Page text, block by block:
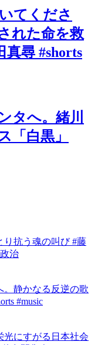
てくださ
れた命を救
真尋 #shorts
タへ。緒川
「白黒」
り抗う魂の叫び #藤
治
。静かなる反逆の歌
#music
光にすがる日本社会